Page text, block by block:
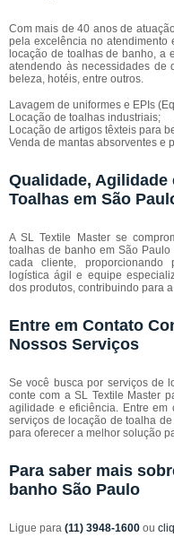
Com mais de 40 anos de
pela excelência no
locação de toalhas de banho, a
atendendo às necessidades de
beleza, hotéis, entre outros.
Lavagem de uniformes e EPIs
Locação de toalhas industriais;
Locação de artigos têxteis para
Venda de mantas absorventes e
Qualidade,
Toalhas em São
A SL Textile Master se
toalhas de banho em São
cada cliente, proporcionando
logística ágil e equipe
dos produtos, contribuindo para
Entre em Contato
Nossos Serviços
Se você busca por serviços de
conte com a SL Textile Master
agilidade e eficiência. Entre em
serviços de locação de toalha
para oferecer a melhor solução
Para saber mais
banho São Paulo
Ligue para (11) 3948-1600 ou